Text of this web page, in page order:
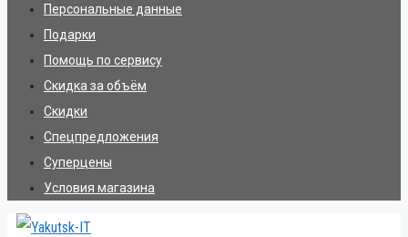
Персональные данные
Подарки
Помощь по сервису
Скидка за объём
Скидки
Спецпредложения
Суперцены
Условия магазина